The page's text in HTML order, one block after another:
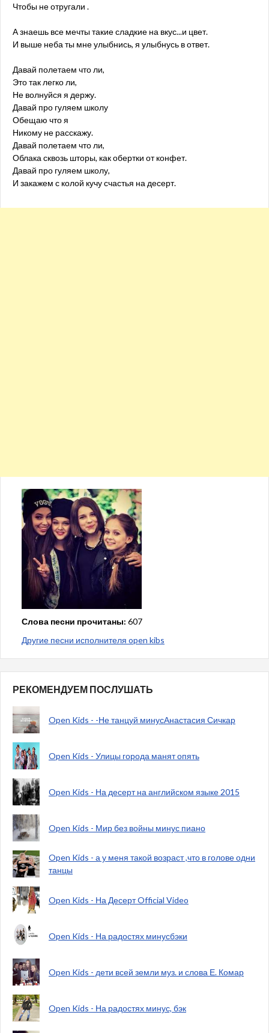
Чтобы не отругали .
А знаешь все мечты такие сладкие на вкус...и цвет.
И выше неба ты мне улыбнись, я улыбнусь в ответ.
Давай полетаем что ли,
Это так легко ли,
Не волнуйся я держу.
Давай про гуляем школу
Обещаю что я
Никому не расскажу.
Давай полетаем что ли,
Облака сквозь шторы, как обертки от конфет.
Давай про гуляем школу,
И закажем с колой кучу счастья на десерт.
Слова песни прочитаны: 607
Другие песни исполнителя open kibs
РЕКОМЕНДУЕМ ПОСЛУШАТЬ
Open Kids - -Не танцуй минусАнастасия Сичкар
Open Kids - Улицы города манят опять
Open Kids - На десерт на английском языке 2015
Open Kids - Мир без войны минус пиано
Open Kids - а у меня такой возраст ,что в голове одни
танцы
Open Kids - На Десерт Official Video
Open Kids - На радостях минусбэки
Open Kids - дети всей земли муз. и слова Е. Комар
Open Kids - На радостях минус, бэк